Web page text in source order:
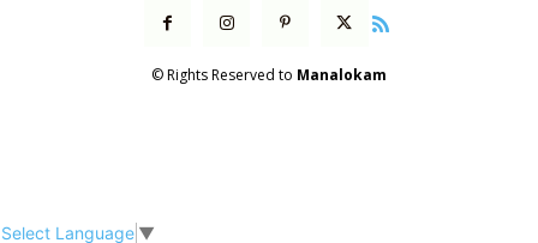
© Rights Reserved to Manalokam
Select Language ▼